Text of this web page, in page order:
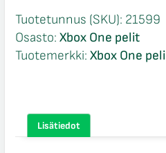
of
Mordor
Game
Year
Edition
Tuotetunnus (SKU): 21599
Osasto: Xbox One pelit
Tuotemerkki: Xbox One peli
Lisätiedot